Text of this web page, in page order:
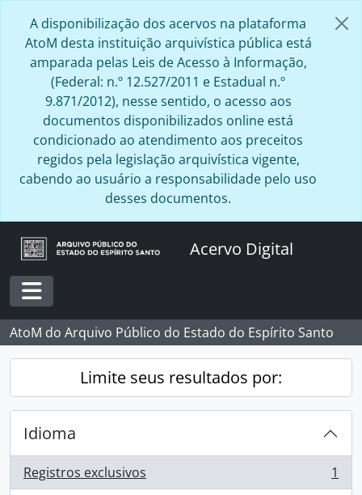
A disponibilização dos acervos na plataforma
AtoM desta instituição arquivística pública está
amparada pelas Leis de Acesso à Informação,
(Federal: n.º 12.527/2011 e Estadual n.º
9.871/2012), nesse sentido, o acesso aos
documentos disponibilizados online está
condicionado ao atendimento aos preceitos
regidos pela legislação arquivística vigente,
cabendo ao usuário a responsabilidade pelo uso
desses documentos.
Acervo Digital
Toggle navigation
AtoM do Arquivo Público do Estado do Espírito Santo
Limite seus resultados por:
Idioma
Registros exclusivos
, 1 resultados
1